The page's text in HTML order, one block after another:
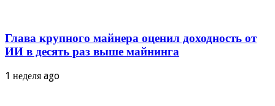
Глава крупного майнера оценил доходность от
ИИ в десять раз выше майнинга
1 неделя ago